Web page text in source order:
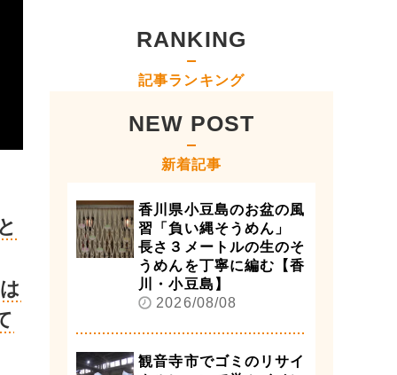
RANKING
記事ランキング
NEW POST
新着記事
香川県小豆島のお盆の風
習「負い縄そうめん」
長さ３メートルの生のそ
うめんを丁寧に編む【香
川・小豆島】
2026/08/08
観音寺市でゴミのリサイ